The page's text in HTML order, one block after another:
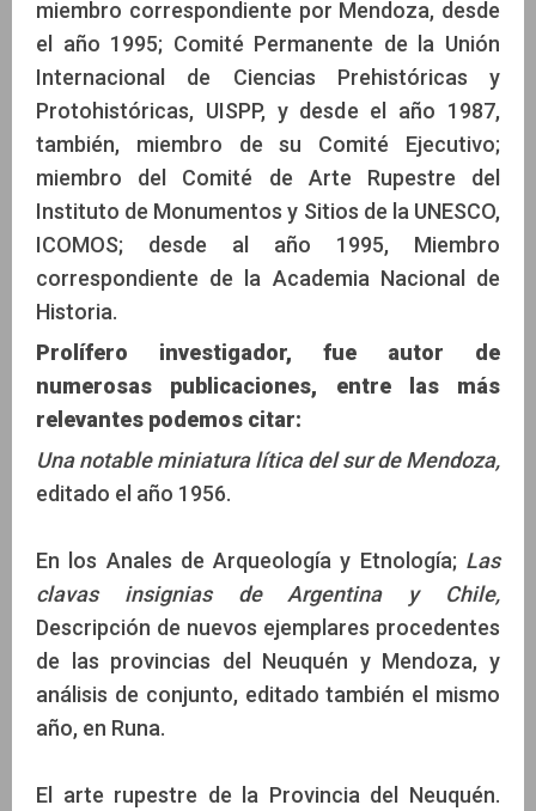
miembro correspondiente por Mendoza, desde
el año 1995; Comité Permanente de la Unión
Internacional de Ciencias Prehistóricas y
Protohistóricas, UISPP, y desde el año 1987,
también, miembro de su Comité Ejecutivo;
miembro del Comité de Arte Rupestre del
Instituto de Monumentos y Sitios de la UNESCO,
ICOMOS; desde al año 1995, Miembro
correspondiente de la Academia Nacional de
Historia.
Prolífero investigador, fue autor de
numerosas publicaciones, entre las más
relevantes podemos citar:
Una notable miniatura lítica del sur de Mendoza,
editado el año 1956.
En los Anales de Arqueología y Etnología; Las
clavas insignias de Argentina y Chile,
Descripción de nuevos ejemplares procedentes
de las provincias del Neuquén y Mendoza, y
análisis de conjunto, editado también el mismo
año, en Runa.
El arte rupestre de la Provincia del Neuquén.